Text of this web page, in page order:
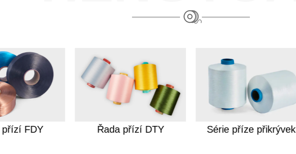
přízí FDY Řada přízí DTY Série příze přikrývek